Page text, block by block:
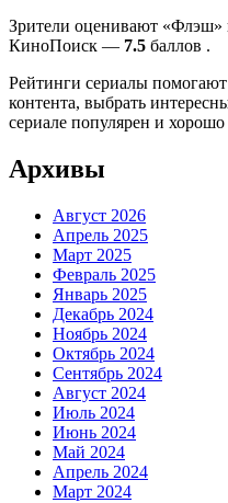
Зрители оценивают «Флэш»
КиноПоиск — 7.5 баллов .
Рейтинги сериалы помогают
контента, выбрать
сериале популярен и
Архивы
Август 2026
Апрель 2025
Март 2025
Февраль 2025
Январь 2025
Декабрь 2024
Ноябрь 2024
Октябрь 2024
Сентябрь 2024
Август 2024
Июль 2024
Июнь 2024
Май 2024
Апрель 2024
Март 2024